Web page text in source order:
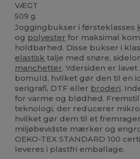
VÆGT
509 g.
Joggingbukser i førsteklasses
og polyester for maksimal
holdbarhed. Disse bukser i
elastisk talje med snøre,
manchetter. Ydersiden er
bomuld, hvilket gør den til en
serigrafi, DTF eller broderi.
for varme og blødhed.
teknologi, der reducerer
hvilket gør dem til et
miljøbevidste mærker og
OEKO-TEX STANDARD 100
leveres i plastfri emballage.